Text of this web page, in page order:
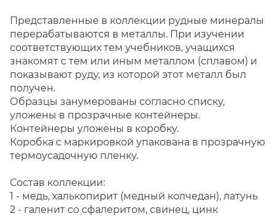
Представленные в коллекции рудные минералы
перерабатываются в металлы. При изучении
соответствующих тем учебников, учащихся
знакомят с тем или иным металлом (сплавом) и
показывают руду, из которой этот металл был
получен.
Образцы занумерованы согласно списку,
уложены в прозрачные контейнеры.
Контейнеры уложены в коробку.
Коробка с маркировкой упакована в прозрачную
термоусадочную пленку.
Состав коллекции:
1 - медь, халькопирит (медный колчедан), латунь
2 - галенит со сфалеритом, свинец, цинк